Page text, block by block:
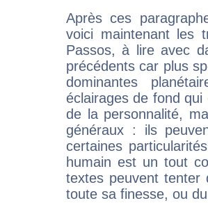
Après ces
voici maintenant les
Passos, à lire avec
précédents car plus
dominantes
éclairages de fond
de la personnalité,
généraux : ils
certaines
humain est un tout
textes peuvent tenter
toute sa finesse, ou